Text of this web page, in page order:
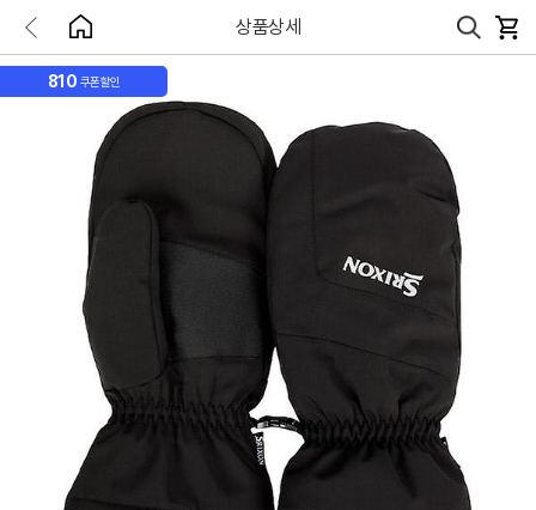
상품상세
810 쿠폰할인